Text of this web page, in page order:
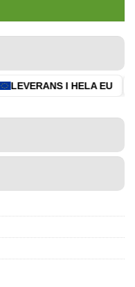
LEVERANS I HELA EU